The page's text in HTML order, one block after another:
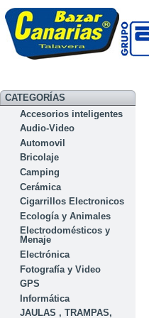
CATEGORÍAS
Accesorios inteligentes
Audio-Video
Automovil
Bricolaje
Camping
Cerámica
Cigarrillos Electronicos
Ecología y Animales
Electrodomésticos y
Menaje
Electrónica
Fotografía y Video
GPS
Informática
JAULAS , TRAMPAS,